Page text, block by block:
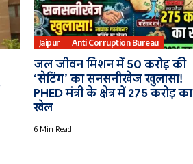
Jaipur Anti Corruption Bureau
जल जीवन मिशन में 50 करोड़ की
‘सेटिंग’ का सनसनीखेज खुलासा!
PHED मंत्री के क्षेत्र में 275 करोड़ का
खेल
6 Min Read